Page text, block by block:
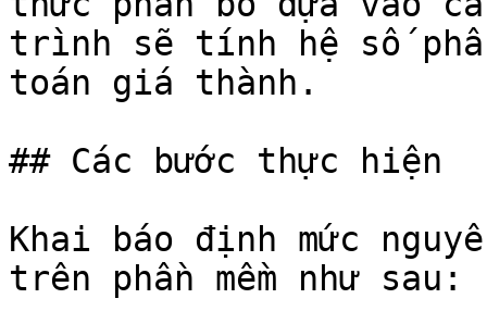
trình sẽ tính hệ số
toán giá thành.
## Các bước thực hiện
Khai báo định mức
trên phần mềm như sau: